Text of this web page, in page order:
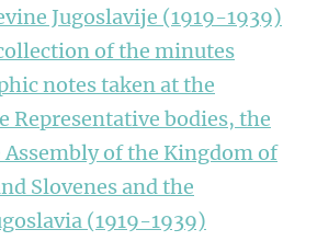
Jugoslavije (1919-1939)
of the minutes
notes taken at the
Representative bodies, the
Assembly of the Kingdom of
Slovenes and the
(1919-1939)